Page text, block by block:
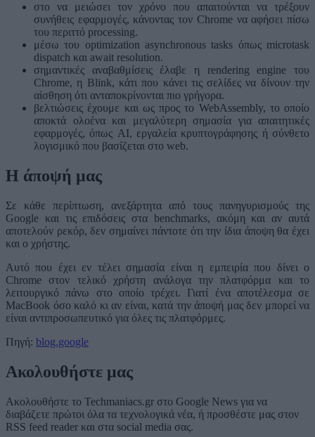
στο να μειώσει τον χρόνο που απαιτούνται να τρέξουν
συνήθεις εφαρμογές, κάνοντας τον Chrome να αφήσει πίσω
του περιττό processing.
μέσω του optimization asynchronous tasks όπως microtask
dispatch και await resolution.
σημαντικές αναβαθμίσεις έλαβε η rendering engine του
Chrome, η Blink, κάτι που κάνει τις σελίδες να δίνουν την
αίσθηση ότι ανταποκρίνονται πιο γρήγορα.
βελτιώσεις έχουμε και ως προς το WebAssembly, το οποίο
αποκτά ολοένα και μεγαλύτερη σημασία για απαιτητικές
εφαρμογές, όπως AI, εργαλεία κρυπτογράφησης ή σύνθετο
λογισμικό που βασίζεται στο web.
Η άποψή μας
Σε κάθε περίπτωση, ανεξάρτητα από τους πανηγυρισμούς της
Google και τις επιδόσεις στα benchmarks, ακόμη και αν αυτά
αποτελούν ρεκόρ, δεν σημαίνει πάντοτε ότι την ίδια άποψη θα έχει
και ο χρήστης.
Αυτό που έχει εν τέλει σημασία είναι η εμπειρία που δίνει ο
Chrome στον τελικό χρήστη ανάλογα την πλατφόρμα και το
λειτουργικό πάνω στο οποίο τρέχει. Γιατί ένα αποτέλεσμα σε
MacBook όσο καλό κι αν είναι, κατά την άποψή μας δεν μπορεί να
είναι αντιπροσωπευτικό για όλες τις πλατφόρμες.
Πηγή: blog.google
Ακολουθήστε μας
Ακολουθήστε το Techmaniacs.gr στο Google News για να
διαβάζετε πρώτοι όλα τα τεχνολογικά νέα, ή προσθέστε μας στον
RSS feed reader και στα social media σας.